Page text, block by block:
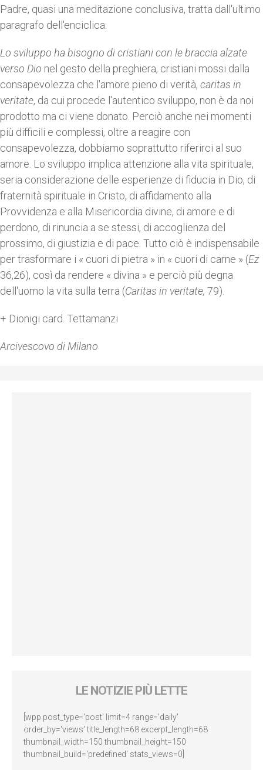
Padre, quasi una meditazione conclusiva, tratta dall'ultimo
paragrafo dell'enciclica:
Lo sviluppo ha bisogno di cristiani con le braccia alzate
verso Dio nel gesto della preghiera, cristiani mossi dalla
consapevolezza che l'amore pieno di verità, caritas in
veritate, da cui procede l'autentico sviluppo, non è da noi
prodotto ma ci viene donato. Perciò anche nei momenti
più difficili e complessi, oltre a reagire con
consapevolezza, dobbiamo soprattutto riferirci al suo
amore. Lo sviluppo implica attenzione alla vita spirituale,
seria considerazione delle esperienze di fiducia in Dio, di
fraternità spirituale in Cristo, di affidamento alla
Provvidenza e alla Misericordia divine, di amore e di
perdono, di rinuncia a se stessi, di accoglienza del
prossimo, di giustizia e di pace. Tutto ciò è indispensabile
per trasformare i « cuori di pietra » in « cuori di carne » (Ez
36,26), così da rendere « divina » e perciò più degna
dell'uomo la vita sulla terra (Caritas in veritate, 79).
+ Dionigi card. Tettamanzi
Arcivescovo di Milano
LE NOTIZIE PIÙ LETTE
[wpp post_type='post' limit=4 range='daily'
order_by='views' title_length=68 excerpt_length=68
thumbnail_width=150 thumbnail_height=150
thumbnail_build='predefined' stats_views=0]